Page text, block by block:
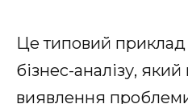
Це типовий
бізнес-аналізу,
виявлення